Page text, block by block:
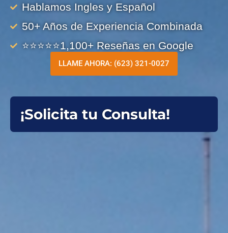
Hablamos Ingles y Español
50+ Años de Experiencia Combinada
⭐️⭐️⭐️⭐️⭐️1,100+ Reseñas en Google
LLAME AHORA: (623) 321-0027
¡Solicita tu Consulta!